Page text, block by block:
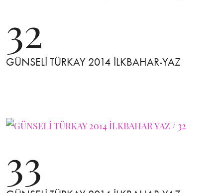
32
GÜNSELİ TÜRKAY 2014 İLKBAHAR-YAZ
33